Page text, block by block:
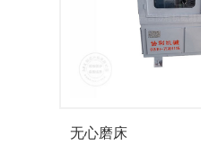
无心磨床